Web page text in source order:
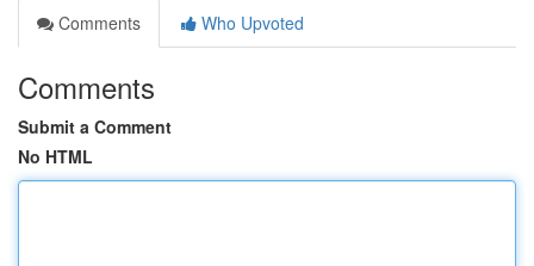
Comments
Who Upvoted
Comments
Submit a Comment
No HTML